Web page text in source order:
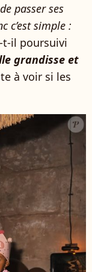
passer ses
c’est simple :
t-il poursuivi
grandisse et
à voir si les